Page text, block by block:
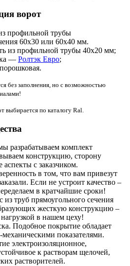
ворот
профильной трубы
60х30 или 60х40 мм.
из профильной трубы 40х20 мм;
— Ролтэк Евро;
без заполнения, но с возможностью
выбирается по каталогу Ral.
разрабатываем комплект
конструкцию, сторону
аспекты с заказчиком.
в том, что вам привезут
Если не устроит качество –
в кратчайшие сроки!
труб прямоугольного сечения
жесткую конструкцию –
в нашем цеху!
Подобное покрытие обладает
показателями.
электроизоляционное,
к растворам щелочей,
растворителей.